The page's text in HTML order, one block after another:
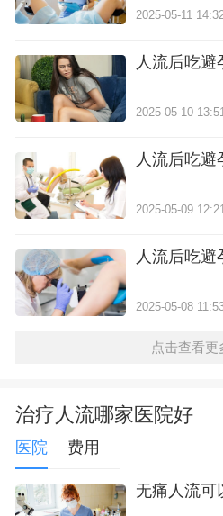
2025-05-11
人流后吃
2025-05-10
人流后吃
2025-05-09
人流后吃
2025-05-08
点击查看更
治疗人流哪家医院好
医院 费用
无痛人流可